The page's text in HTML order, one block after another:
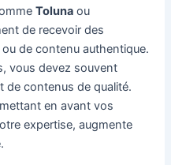
Toluna ou
de recevoir des
de contenu authentique.
vous devez souvent
de contenus de qualité.
en avant vos
expertise, augmente